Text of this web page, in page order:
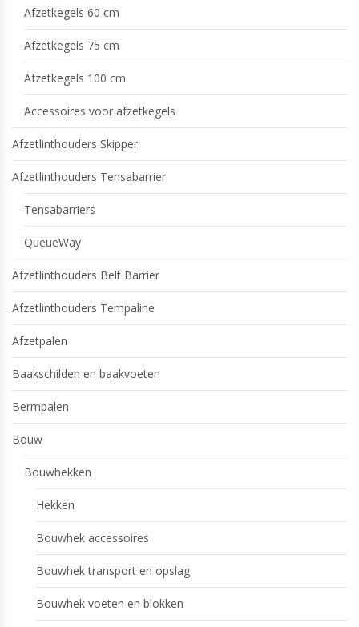
Afzetkegels 60 cm
Afzetkegels 75 cm
Afzetkegels 100 cm
Accessoires voor afzetkegels
Afzetlinthouders Skipper
Afzetlinthouders Tensabarrier
Tensabarriers
QueueWay
Afzetlinthouders Belt Barrier
Afzetlinthouders Tempaline
Afzetpalen
Baakschilden en baakvoeten
Bermpalen
Bouw
Bouwhekken
Hekken
Bouwhek accessoires
Bouwhek transport en opslag
Bouwhek voeten en blokken